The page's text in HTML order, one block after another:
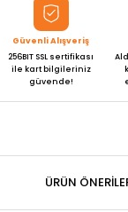
Güvenli Alışveriş
256BIT SSL sertifikası
ile kart bilgileriniz
güvende!
ÜRÜN